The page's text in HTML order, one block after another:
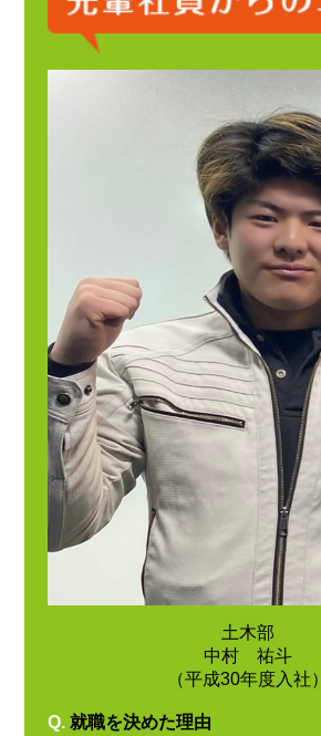
土木部
中村 祐斗
（平成30年度入社）
Q. 就職を決めた理由